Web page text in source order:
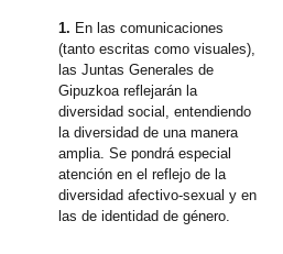
1. En las comunicaciones
(tanto escritas como visuales),
las Juntas Generales de
Gipuzkoa reflejarán la
diversidad social, entendiendo
la diversidad de una manera
amplia. Se pondrá especial
atención en el reflejo de la
diversidad afectivo-sexual y en
las de identidad de género.